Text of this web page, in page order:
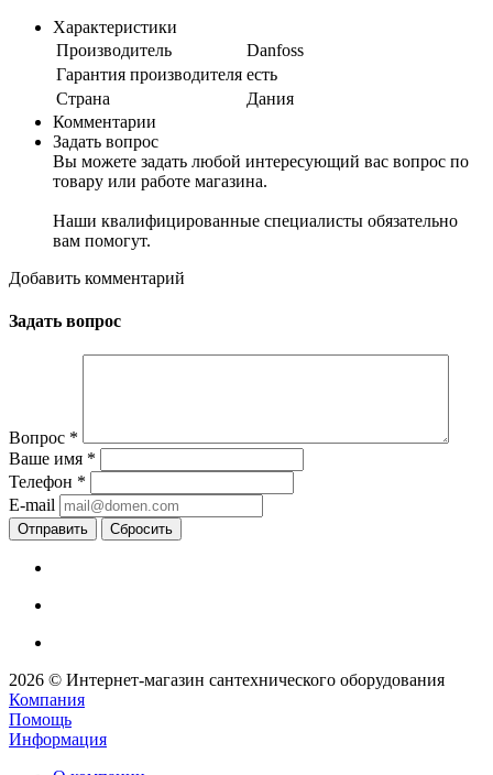
Характеристики
Производитель
Danfoss
Гарантия производителя есть
Страна
Дания
Комментарии
Задать вопрос
Вы можете задать любой интересующий вас вопрос по
товару или работе магазина.
Наши квалифицированные специалисты обязательно
вам помогут.
Добавить комментарий
Задать вопрос
Вопрос *
Ваше имя *
Телефон *
E-mail
Сбросить
2026 © Интернет-магазин сантехнического оборудования
Компания
Помощь
Информация